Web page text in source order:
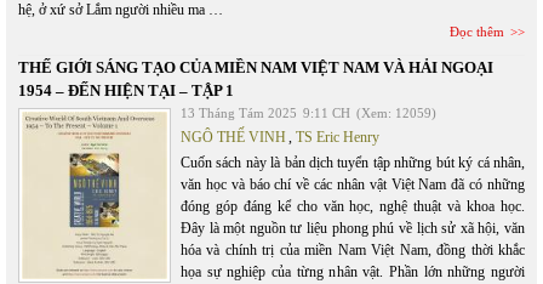
hệ, ở xứ sở Lắm người nhiều ma …
Đọc thêm
THẾ GIỚI SÁNG TẠO CỦA MIỀN NAM VIỆT NAM VÀ HẢI NGOẠI
1954 – ĐẾN HIỆN TẠI – TẬP 1
13 Tháng Tám 2025 9:11 CH (Xem: 12059)
NGÔ THẾ VINH, TS Eric Henry
Cuốn sách này là bản dịch tuyển tập những bút ký cá nhân,
văn học và báo chí về các nhân vật Việt Nam đã có những
đóng góp đáng kể cho văn học, nghệ thuật và khoa học.
Đây là một nguồn tư liệu phong phú về lịch sử xã hội, văn
hóa và chính trị của miền Nam Việt Nam, đồng thời khắc
họa sự nghiệp của từng nhân vật. Phần lớn những người